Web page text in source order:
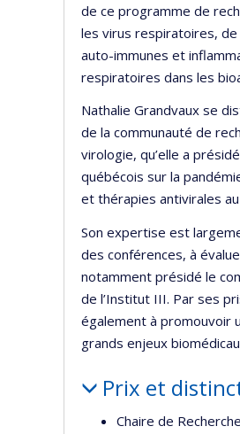
de ce programme de
les virus respiratoires,
auto-immunes et
respiratoires dans les
Nathalie Grandvaux se
de la communauté de
virologie, qu’elle a
québécois sur la
et thérapies antivirales
Son expertise est
des conférences, à
notamment présidé le
de l’Institut III. Par ses
également à promouvoir
grands enjeux
Prix et
Chaire de